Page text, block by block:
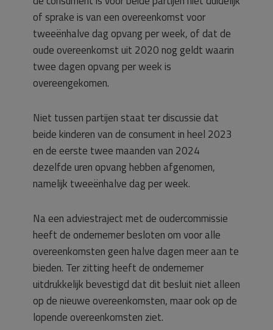
of sprake is van een overeenkomst voor
tweeënhalve dag opvang per week, of dat de
oude overeenkomst uit 2020 nog geldt waarin
twee dagen opvang per week is
overeengekomen.
Niet tussen partijen staat ter discussie dat
beide kinderen van de consument in heel 2023
en de eerste twee maanden van 2024
dezelfde uren opvang hebben afgenomen,
namelijk tweeënhalve dag per week.
Na een adviestraject met de oudercommissie
heeft de ondernemer besloten om voor alle
overeenkomsten geen halve dagen meer aan te
bieden. Ter zitting heeft de ondernemer
uitdrukkelijk bevestigd dat dit besluit niet alleen
op de nieuwe overeenkomsten, maar ook op de
lopende overeenkomsten ziet.